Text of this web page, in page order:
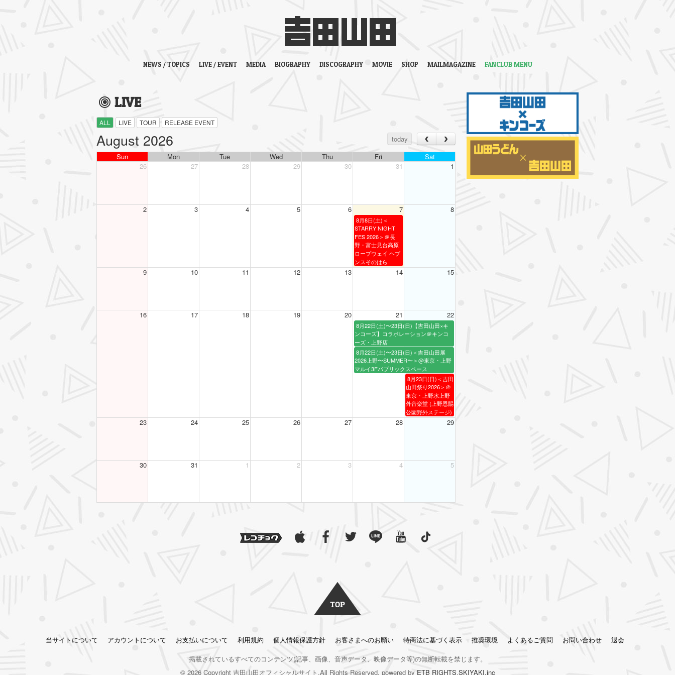
NEWS / TOPICS LIVE / EVENT MEDIA BIOGRAPHY DISCOGRAPHY MOVIE SHOP MAILMAGAZINE FANCLUB MENU
LIVE
ALL LIVE TOUR RELEASE EVENT
August 2026 today
8月8日(土)＜
STARRY NIGHT
FES 2026＞＠長
野・富士見台高原
ロープウェイ ヘブ
ンスそのはら
8月23日(日)＜吉田
山田祭り2026＞＠
東京・上野水上野
外音楽堂 (上野恩賜
公園野外ステージ)
8月22日(土)〜23日(日)＜吉田山田展
2026上野〜SUMMER〜＞@東京・上野
マルイ3Fパブリックスペース
8月22日(土)〜23日(日)【吉田山田×キ
ンコーズ】コラボレーション＠キンコ
ーズ・上野店
Sun Mon Tue Wed Thu Fri
Sat
26
27 28 29 30 31 1
2 3 4 5 6 7 8
9 10 11 12 13 14 15
16 17 18 19 20 21 22
23 24 25 26 27 28 29
30 31 1 2 3 4 5
当サイトについて アカウントについて お支払いについて 利用規約 個人情報保護方針 お客さまへのお願い 特商法に基づく表示 推奨環境 よくあるご質問 お問い合わせ
退会
掲載されているすべてのコンテンツ(記事、画像、音声データ、映像データ等)の無断転載を禁じます。
© 2026 Copyright 吉田山田オフィシャルサイト.All Rights Reserved. powered by ETB RIGHTS,SKIYAKI.inc